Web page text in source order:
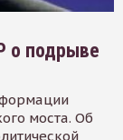
о подрыве
моста. Об